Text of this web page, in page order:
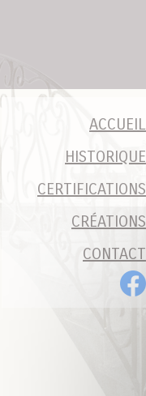
ACCUEIL
HISTORIQUE
CERTIFICATIONS
CRÉATIONS
CONTACT